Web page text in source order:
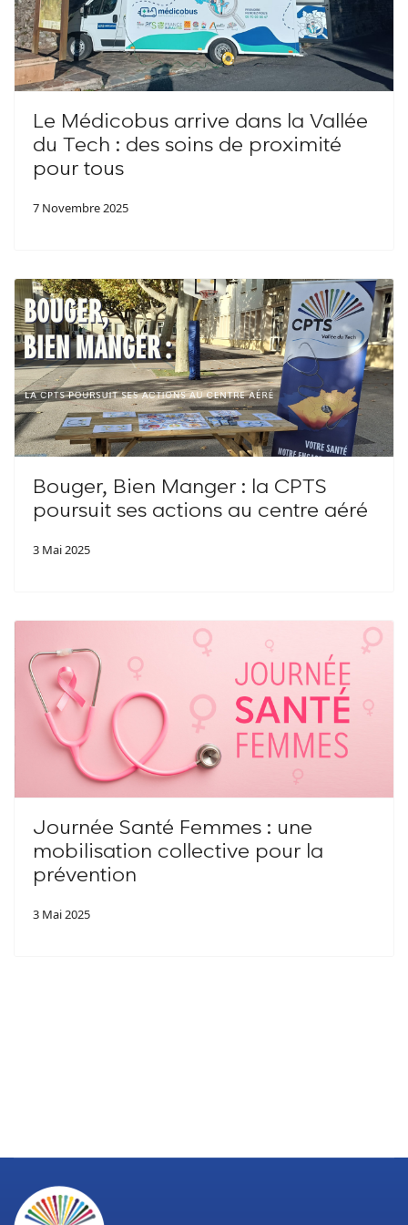
Le Médicobus arrive dans la Vallée
du Tech : des soins de proximité
pour tous
7 Novembre 2025
Bouger, Bien Manger : la CPTS
poursuit ses actions au centre aéré
3 Mai 2025
Journée Santé Femmes : une
mobilisation collective pour la
prévention
3 Mai 2025